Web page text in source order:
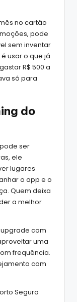
no cartão
pode
sem inventar
usar o que já
R$ 500 a
só para
do
ser
ele
lugares
o app e o
Quem deixa
a melhor
com
uma
frequência.
com
Seguro